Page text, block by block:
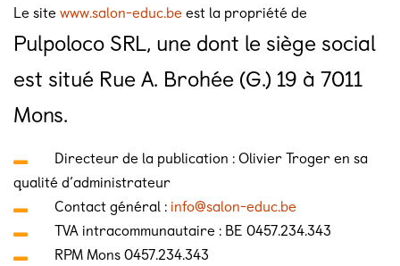
Le site www.salon-educ.be est la propriété de
Pulpoloco SRL, une dont le siège social
est situé Rue A. Brohée (G.) 19 à 7011
Mons.
Directeur de la publication : Olivier Troger en sa
qualité d’administrateur
Contact général : info@salon-educ.be
TVA intracommunautaire : BE 0457.234.343
RPM Mons 0457.234.343